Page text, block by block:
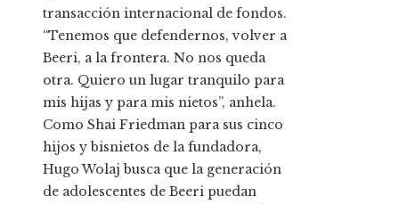
transacción internacional de fondos.
“Tenemos que defendernos, volver a
Beeri, a la frontera. No nos queda
otra. Quiero un lugar tranquilo para
mis hijas y para mis nietos”, anhela.
Como Shai Friedman para sus cinco
hijos y bisnietos de la fundadora,
Hugo Wolaj busca que la generación
de adolescentes de Beeri puedan